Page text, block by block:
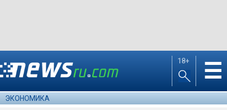
18+ ☰
ЭКОНОМИКА